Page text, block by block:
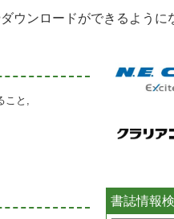
ウンロードができるように
こと,
書誌情報